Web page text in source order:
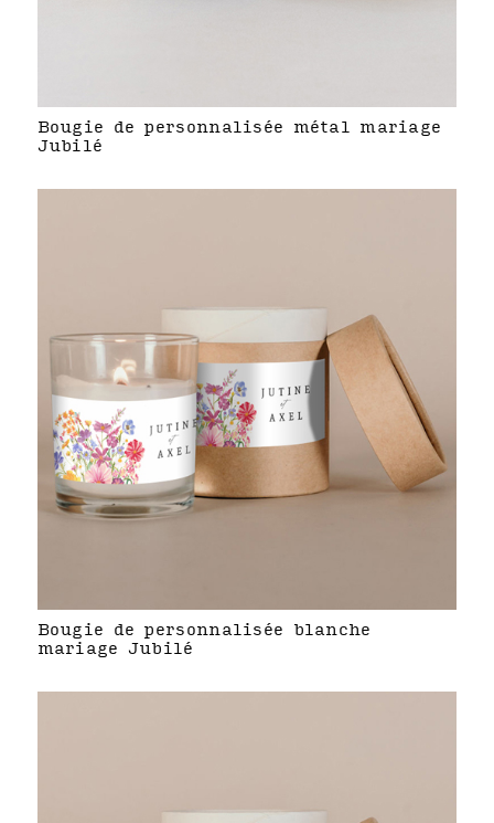
Bougie de personnalisée métal mariage
Jubilé
Bougie de personnalisée blanche
mariage Jubilé